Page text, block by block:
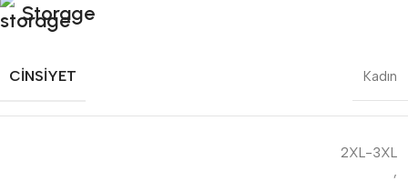
Storage
CINSIYET Kadın
2XL-3XL
,